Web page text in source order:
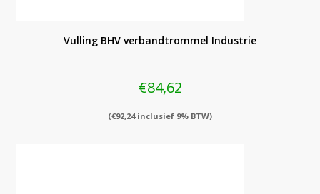
Vulling BHV verbandtrommel Industrie
€84,62
(€92,24inclusief 9% BTW)